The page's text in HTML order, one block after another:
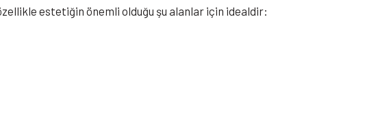
estetiğin önemli olduğu şu alanlar için idealdir: